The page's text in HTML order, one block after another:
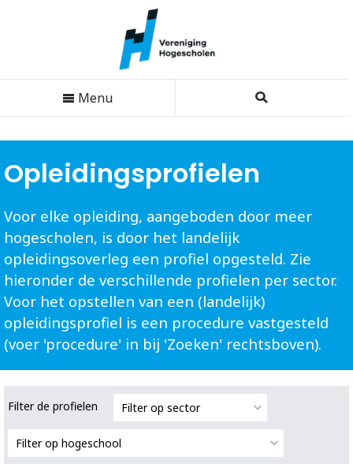
Menu
Opleidingsprofielen
Voor elke opleiding, aangeboden door meer
hogescholen, is door het landelijk
opleidingsoverleg een profiel opgesteld. Zie
hieronder de verschillende profielen per sector.
Voor het opstellen van een (landelijk)
opleidingsprofiel is een procedure vastgesteld
(voer 'procedure' in bij 'Zoeken' rechtsboven).
Filter de profielen Filter op sector
Filter op hogeschool